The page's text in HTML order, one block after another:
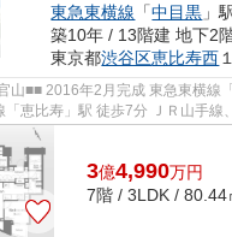
東急東横線 「中目黒 」
築10年 / 13階建 地下2
東京都渋谷区恵比寿西
官山」駅 徒歩1分
「恵比寿」駅 徒歩7分 ＪＲ山手線
3億4,990万円
7階 / 3LDK / 80.44